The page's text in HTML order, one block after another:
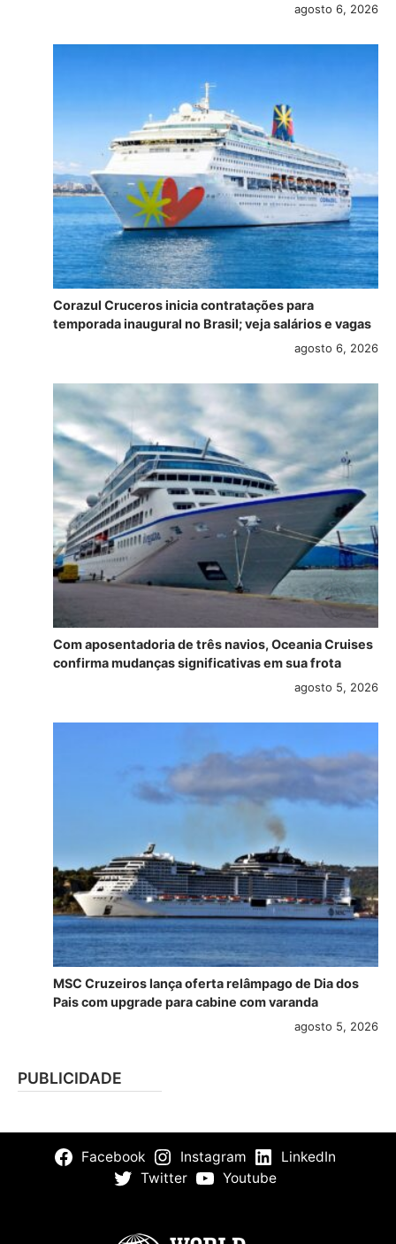
agosto 6, 2026
Corazul Cruceros inicia contratações para
temporada inaugural no Brasil; veja salários e vagas
agosto 6, 2026
Com aposentadoria de três navios, Oceania Cruises
confirma mudanças significativas em sua frota
agosto 5, 2026
MSC Cruzeiros lança oferta relâmpago de Dia dos
Pais com upgrade para cabine com varanda
agosto 5, 2026
PUBLICIDADE
Facebook Instagram
LinkedIn
Twitter
Youtube